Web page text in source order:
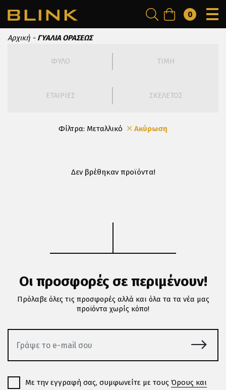
0
Αρχική ΓΥΑΛΙΑ ΟΡΑΣΕΩΣ
ΦΥΛΟ ΤΙΜΗ
ΕΤΑΙΡΙΕΣ ΣΚΕΛΕΤΟΣ
Φίλτρα: Μεταλλικό Ακύρωση
Δεν βρέθηκαν προϊόντα!
Οι προσφορές σε περιμένουν!
Πρόλαβε όλες τις προσφορές αλλά και όλα τα τα νέα μας
προϊόντα χωρίς κόπο!
Με την εγγραφή σας, συμφωνείτε με τους Όρους και